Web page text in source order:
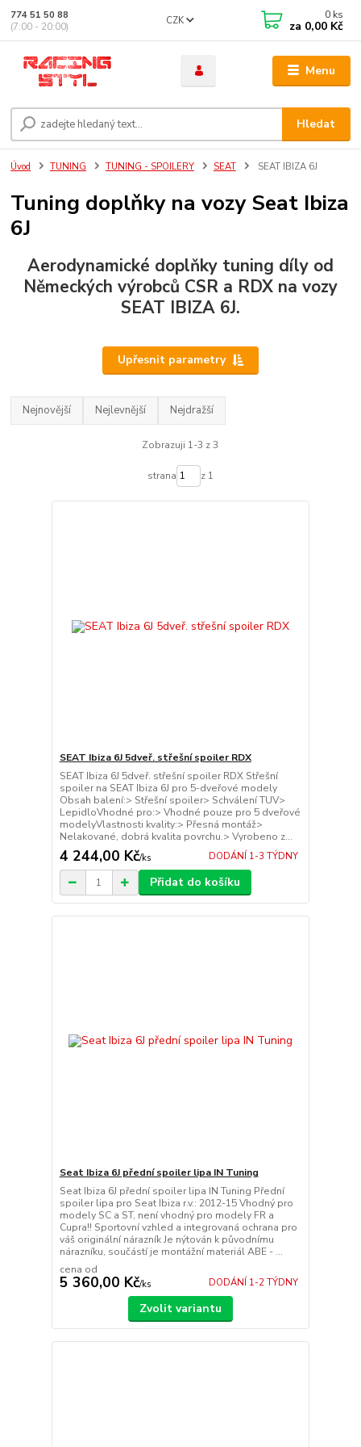
Menu
CZK
Hledat
774 51 50 88
(7:00 - 20:00)
0 ks
za 0,00 Kč
Úvod TUNING TUNING - SPOILERY SEAT SEAT IBIZA 6J
Tuning doplňky na vozy Seat Ibiza
6J
Aerodynamické doplňky tuning díly od
Německých výrobců CSR a RDX na vozy
SEAT IBIZA 6J.
Upřesnit parametry
Nejnovější Nejlevnější Nejdražší
Zobrazuji 1-3 z 3
strana z 1
SEAT Ibiza 6J 5dveř. střešní spoiler RDX
SEAT Ibiza 6J 5dveř. střešní spoiler RDX Střešní
spoiler na SEAT Ibiza 6J pro 5-dveřové modely
Obsah balení:> Střešní spoiler> Schválení TUV>
LepidloVhodné pro:> Vhodné pouze pro 5 dveřové
modelyVlastnosti kvality:> Přesná montáž>
Nelakované, dobrá kvalita povrchu.> Vyrobeno z...
4 244,00 Kč/ks DODÁNÍ 1-3 TÝDNY
Přidat do košíku
Seat Ibiza 6J přední spoiler lipa IN Tuning
Seat Ibiza 6J přední spoiler lipa IN Tuning Přední
spoiler lipa pro Seat Ibiza r.v.: 2012-15 Vhodný pro
modely SC a ST, není vhodný pro modely FR a
Cupra!! Sportovní vzhled a integrovaná ochrana pro
váš originální nárazník Je nýtován k původnímu
nárazníku, součástí je montážní materiál ABE - ...
cena od
5 360,00 Kč/ks DODÁNÍ 1-2 TÝDNY
Zvolit variantu